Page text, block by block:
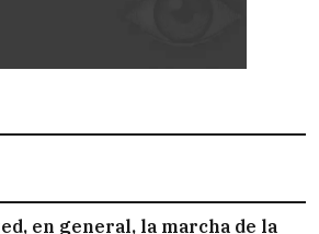
en general, la marcha de la